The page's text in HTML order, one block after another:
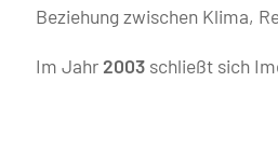
Beziehung zwischen Klima,
Im Jahr2003 schließt sich